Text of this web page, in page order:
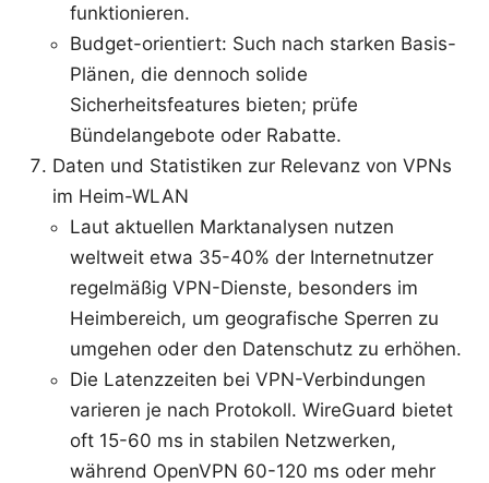
funktionieren.
Budget-orientiert: Such nach starken Basis-
Plänen, die dennoch solide
Sicherheitsfeatures bieten; prüfe
Bündelangebote oder Rabatte.
Daten und Statistiken zur Relevanz von VPNs
im Heim-WLAN
Laut aktuellen Marktanalysen nutzen
weltweit etwa 35-40% der Internetnutzer
regelmäßig VPN-Dienste, besonders im
Heimbereich, um geografische Sperren zu
umgehen oder den Datenschutz zu erhöhen.
Die Latenzzeiten bei VPN-Verbindungen
varieren je nach Protokoll. WireGuard bietet
oft 15-60 ms in stabilen Netzwerken,
während OpenVPN 60-120 ms oder mehr